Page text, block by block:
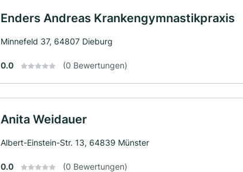
Enders Andreas Krankengymnastikpraxis
Minnefeld 37, 64807 Dieburg
0.0 (0 Bewertungen)
Anita Weidauer
Albert-Einstein-Str. 13, 64839 Münster
0.0 (0 Bewertungen)